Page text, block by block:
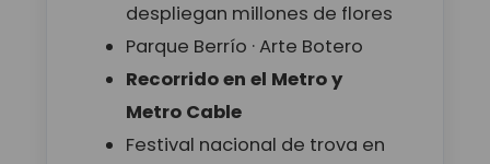
despliegan millones de flores
Parque Berrío · Arte Botero
Recorrido en el Metro y
Metro Cable
Festival nacional de trova en